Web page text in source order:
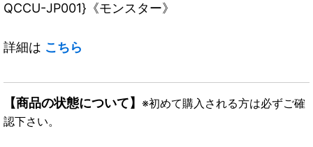
QCCU-JP001}《モンスター》
詳細は こちら
【商品の状態について】 ※初めて購入される方は必ずご確
認下さい。